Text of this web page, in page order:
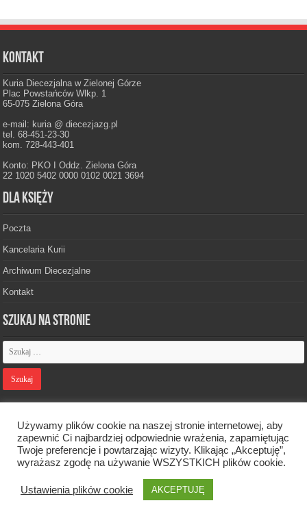
Kontakt
Kuria Diecezjalna w Zielonej Górze
Plac Powstańców Wlkp. 1
65-075 Zielona Góra
e-mail: kuria @ diecezjazg.pl
tel. 68-451-23-30
kom. 728-443-401
Konto: PKO I Oddz. Zielona Góra
22 1020 5402 0000 0102 0021 3694
Dla księży
Poczta
Kancelaria Kurii
Archiwum Diecezjalne
Kontakt
Szukaj na stronie
Designed by Webdawid
Oficjalna strona Diecezji Zielonogórsko-Gorzowskiej. © 2026. Wszelkie
prawa zastrzeżone.
Używamy plików cookie na naszej stronie internetowej, aby
zapewnić Ci najbardziej odpowiednie wrażenia, zapamiętując
Twoje preferencje i powtarzając wizyty. Klikając „Akceptuję”,
wyrażasz zgodę na używanie WSZYSTKICH plików cookie.
Ustawienia plików cookie AKCEPTUJĘ